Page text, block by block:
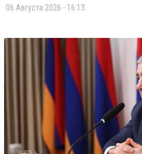
06 Августа 2026 - 16:13